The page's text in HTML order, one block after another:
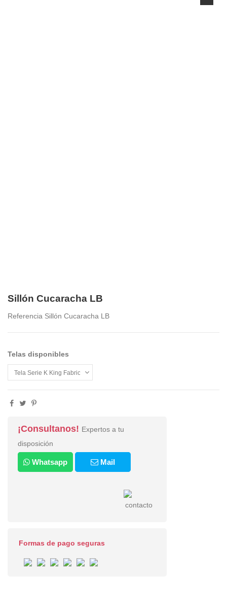
Sillón Cucaracha LB
Referencia Sillón Cucaracha LB
Telas disponibles
¡Consultanos! Expertos a tu
disposición
Whatsapp Mail
Formas de pago seguras